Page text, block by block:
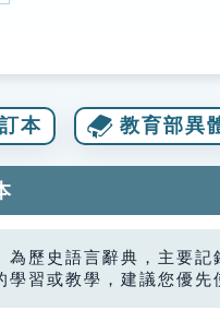
本 教育部異
為歷史語言辭典，主要
學習或教學，建議您優